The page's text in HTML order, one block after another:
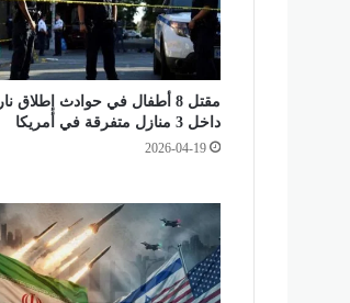
ف
ة
و
ض
ب
ط
م
ف
ا
ت
مقتل 8 أطفال في حوادث إطلاق نار
داخل 3 منازل متفرقة في أمريكا
2026-04-19